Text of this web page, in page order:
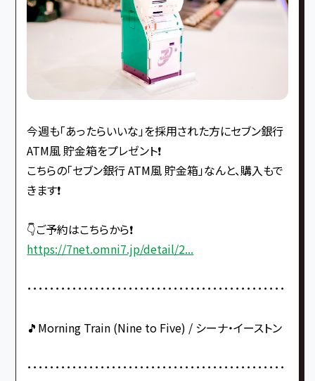
今週も「あったらいいな」を採用された方にセブン銀行
ATM風 貯金箱をプレゼント❗️
こちらの「セブン銀行 ATM風 貯金箱」なんと、購入もで
きます❗️
👇ご予約はこちらから❗️
https://7net.omni7.jp/detail/2...
･･････････････････････････････････････････････
🎵Morning Train (Nine to Five) / シーナ・イーストン
･･････････････････････････････････････････････